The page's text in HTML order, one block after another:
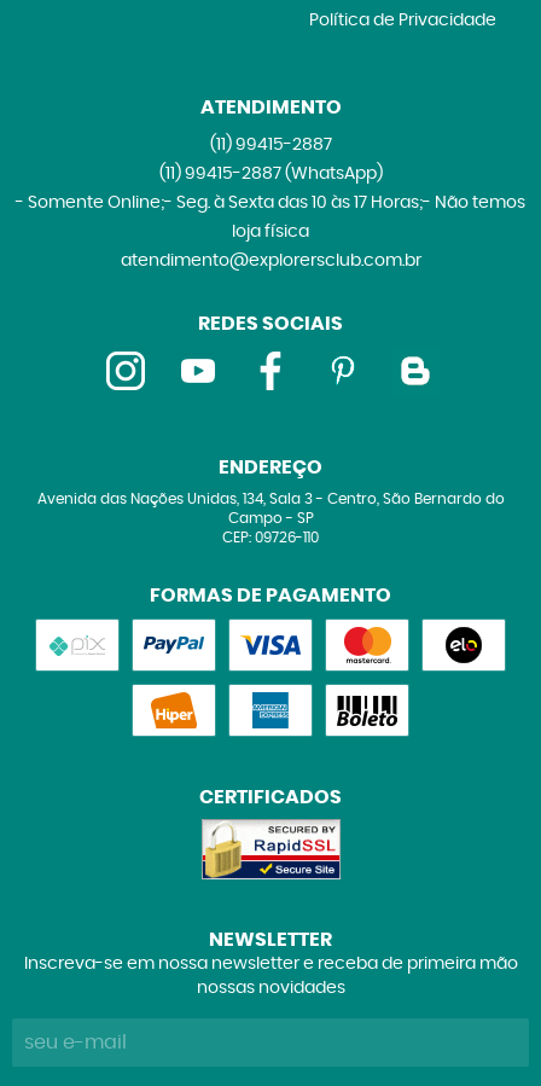
Política de Privacidade
ATENDIMENTO
(11)99415-2887
(11)99415-2887 (WhatsApp)
- Somente Online;- Seg. à Sexta das 10 às 17 Horas;- Não temos
loja física
atendimento@explorersclub.com.br
REDES SOCIAIS
ENDEREÇO
Avenida das Nações Unidas, 134, Sala 3- Centro, São Bernardo do
Campo- SP
CEP: 09726-110
FORMAS DE PAGAMENTO
CERTIFICADOS
NEWSLETTER
Inscreva-se em nossa newsletter e receba de primeira mão
nossas novidades